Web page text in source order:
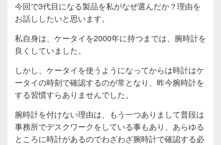
今回で3代目になる製品を私がなぜ選んだか？理由を
お話ししたいと思います。
私自身は、ケータイを2000年に持つまでは、腕時計を
良くしていました。
しかし、ケータイを使うようになってからは時計はケ
ータイの時刻で確認するのが常となり、昨今腕時計を
する習慣すらありませんでした。
腕時計を付けない理由は、もう一つありまして普段は
事務所でデスクワークをしている事もあり、あらゆる
ところに時計があるのでわざわざ腕時計で確認する必